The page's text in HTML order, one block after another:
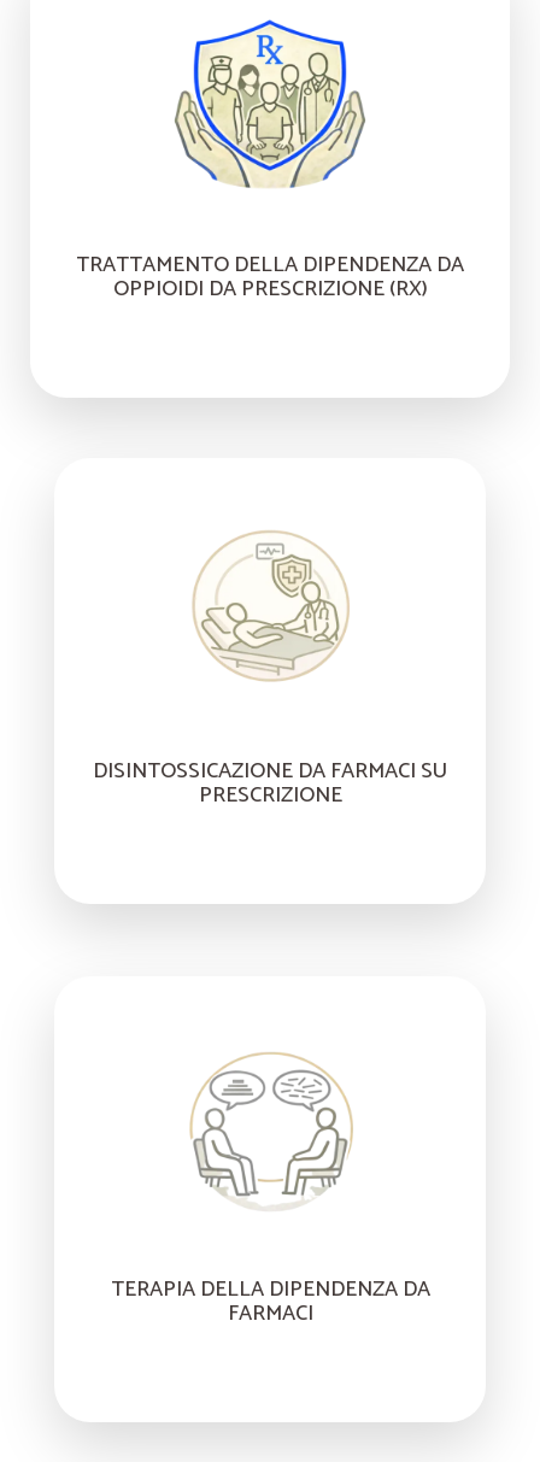
TRATTAMENTO DELLA DIPENDENZA DA
OPPIOIDI DA PRESCRIZIONE (RX)
DISINTOSSICAZIONE DA FARMACI SU
PRESCRIZIONE
TERAPIA DELLA DIPENDENZA DA
FARMACI